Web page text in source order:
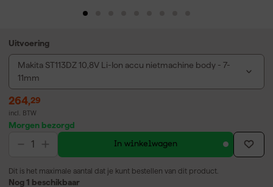
Uitvoering
Makita ST113DZ 10,8V Li-Ion accu nietmachine body - 7-
11mm
264,29
incl. BTW
Morgen bezorgd
In winkelwagen
Dit is het maximale aantal dat je kunt bestellen van dit product.
Nog 1 beschikbaar